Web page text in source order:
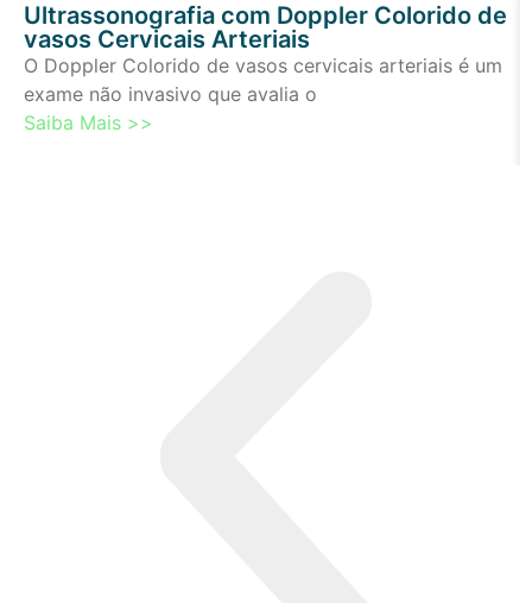
Ultrassonografia com Doppler Colorido de
vasos Cervicais Arteriais
O Doppler Colorido de vasos cervicais arteriais é um
exame não invasivo que avalia o
Saiba Mais >>